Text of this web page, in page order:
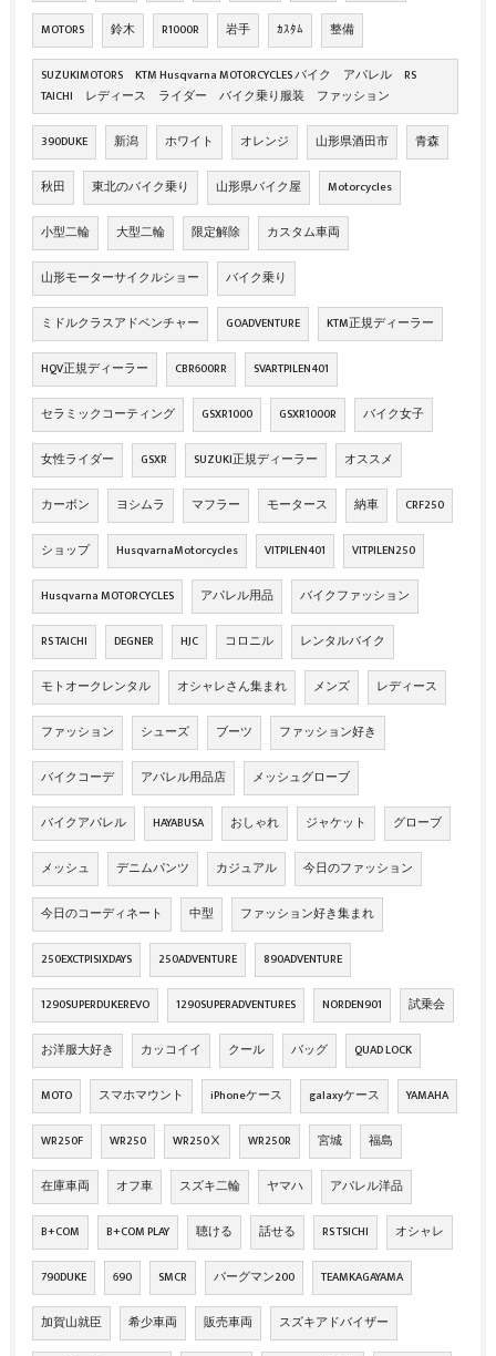
MOTORS 鈴木 R1000R 岩手 ｶｽﾀﾑ 整備
SUZUKIMOTORS KTM Husqvarna MOTORCYCLES バイク アパレル RS
TAICHI レディース ライダー バイク乗り服装 ファッション
390DUKE 新潟 ホワイト オレンジ 山形県酒田市 青森
秋田 東北のバイク乗り 山形県バイク屋 Motorcycles
小型二輪 大型二輪 限定解除 カスタム車両
山形モーターサイクルショー バイク乗り
ミドルクラスアドベンチャー GOADVENTURE KTM正規ディーラー
HQV正規ディーラー CBR600RR SVARTPILEN401
セラミックコーティング GSXR1000 GSXR1000R バイク女子
女性ライダー GSXR SUZUKI正規ディーラー オススメ
カーボン ヨシムラ マフラー モータース 納車 CRF250
ショップ HusqvarnaMotorcycles VITPILEN401 VITPILEN250
Husqvarna MOTORCYCLES アパレル用品 バイクファッション
RS TAICHI DEGNER HJC コロニル レンタルバイク
モトオークレンタル オシャレさん集まれ メンズ レディース
ファッション シューズ ブーツ ファッション好き
バイクコーデ アパレル用品店 メッシュグローブ
バイクアパレル HAYABUSA おしゃれ ジャケット グローブ
メッシュ デニムパンツ カジュアル 今日のファッション
今日のコーディネート 中型 ファッション好き集まれ
250EXCTPISIXDAYS 250ADVENTURE 890ADVENTURE
1290SUPERDUKEREVO 1290SUPERADVENTURES NORDEN901 試乗会
お洋服大好き カッコイイ クール バッグ QUAD LOCK
MOTO スマホマウント iPhoneケース galaxyケース YAMAHA
WR250F WR250 WR250Ⅹ WR250R 宮城 福島
在庫車両 オフ車 スズキ二輪 ヤマハ アパレル洋品
B+COM B+COM PLAY 聴ける 話せる RS TSICHI オシャレ
790DUKE 690 SMCR バーグマン200 TEAMKAGAYAMA
加賀山就臣 希少車両 販売車両 スズキアドバイザー